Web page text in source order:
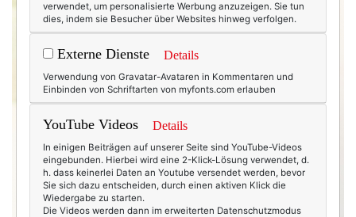
verwendet, um personalisierte Werbung anzuzeigen. Sie tun
dies, indem sie Besucher über Websites hinweg verfolgen.
Externe Dienste Details
Verwendung von Gravatar-Avataren in Kommentaren und
Einbinden von Schriftarten von myfonts.com erlauben
YouTube Videos Details
In einigen Beiträgen auf unserer Seite sind YouTube-Videos
eingebunden. Hierbei wird eine 2-Klick-Lösung verwendet, d.
h. dass keinerlei Daten an Youtube versendet werden, bevor
Sie sich dazu entscheiden, durch einen aktiven Klick die
Wiedergabe zu starten.
Die Videos werden dann im erweiterten Datenschutzmodus